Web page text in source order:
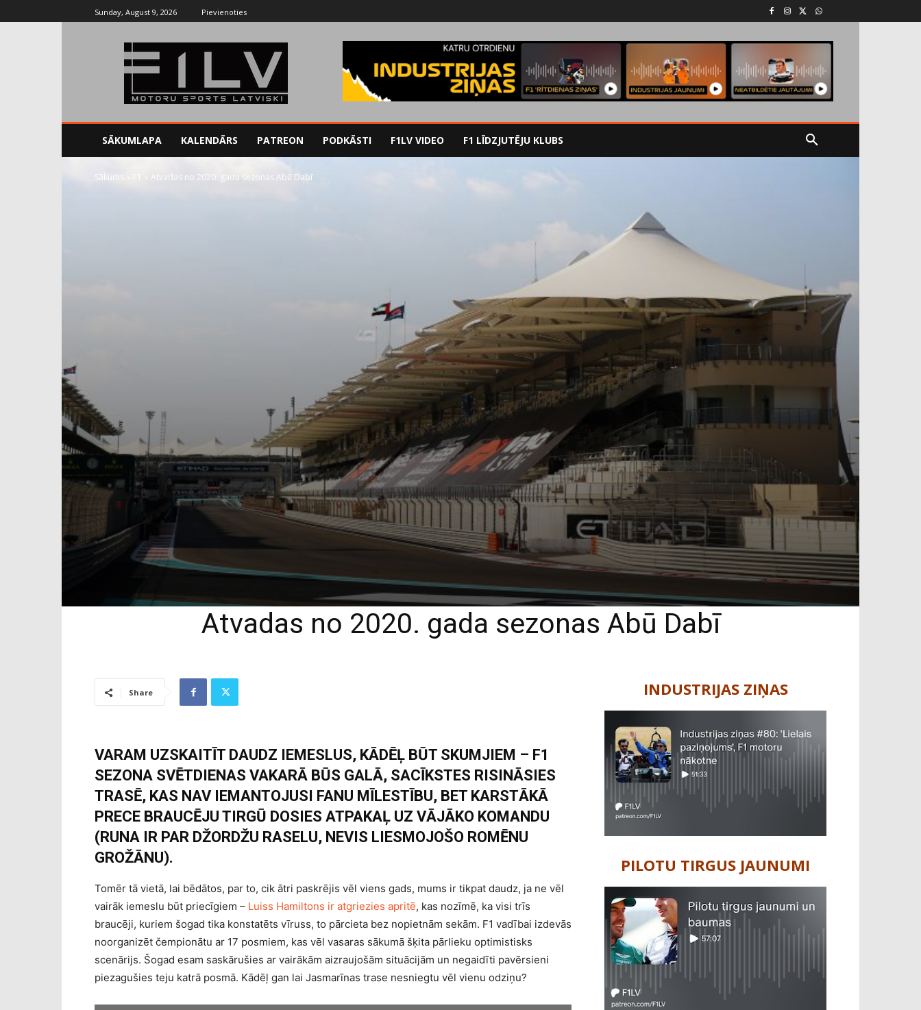
Sunday, August 9, 2026 Pievienoties
SĀKUMLAPA KALENDĀRS PATREON PODKĀSTI F1LV VIDEO F1 LĪDZJUTĒJU KLUBS
Sākums F1 Atvadas no 2020. gada sezonas Abū Dabī
Atvadas no 2020. gada sezonas Abū Dabī
Share
VARAM UZSKAITĪT DAUDZ IEMESLUS, KĀDĒĻ BŪT SKUMJIEM – F1
SEZONA SVĒTDIENAS VAKARĀ BŪS GALĀ, SACĪKSTES RISINĀSIES
TRASĒ, KAS NAV IEMANTOJUSI FANU MĪLESTĪBU, BET KARSTĀKĀ
PRECE BRAUCĒJU TIRGŪ DOSIES ATPAKAĻ UZ VĀJĀKO KOMANDU
(RUNA IR PAR DŽORDŽU RASELU, NEVIS LIESMOJOŠO ROMĒNU
GROŽĀNU).
Tomēr tā vietā, lai bēdātos, par to, cik ātri paskrējis vēl viens gads, mums ir tikpat daudz, ja ne vēl
vairāk iemeslu būt priecīgiem – Luiss Hamiltons ir atgriezies apritē, kas nozīmē, ka visi trīs
braucēji, kuriem šogad tika konstatēts vīruss, to pārcieta bez nopietnām sekām. F1 vadībai izdevās
noorganizēt čempionātu ar 17 posmiem, kas vēl vasaras sākumā šķita pārlieku optimistisks
scenārijs. Šogad esam saskārušies ar vairākām aizraujošām situācijām un negaidīti pavērsieni
piezagušies teju katrā posmā. Kādēļ gan lai Jasmarīnas trase nesniegtu vēl vienu odziņu?
INDUSTRIJAS ZIŅAS
PILOTU TIRGUS JAUNUMI